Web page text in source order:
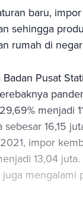
baru,
sehingga
rumah di
Pusat
menjadi
16,15
impor
13,04
mengalami